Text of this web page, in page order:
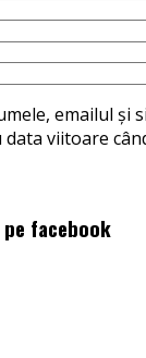
emailul și
viitoare
facebook